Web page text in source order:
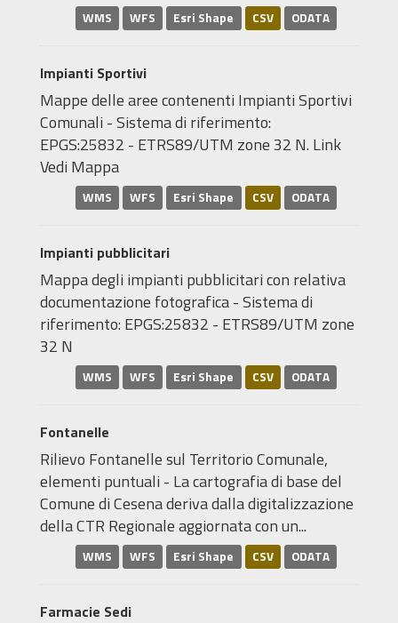
WMS WFS Esri Shape CSV ODATA
Impianti Sportivi
Mappe delle aree contenenti Impianti Sportivi
Comunali - Sistema di riferimento:
EPGS:25832 - ETRS89/UTM zone 32 N. Link
Vedi Mappa
WMS WFS Esri Shape CSV ODATA
Impianti pubblicitari
Mappa degli impianti pubblicitari con relativa
documentazione fotografica - Sistema di
riferimento: EPGS:25832 - ETRS89/UTM zone
32 N
WMS WFS Esri Shape CSV ODATA
Fontanelle
Rilievo Fontanelle sul Territorio Comunale,
elementi puntuali - La cartografia di base del
Comune di Cesena deriva dalla digitalizzazione
della CTR Regionale aggiornata con un...
WMS WFS Esri Shape CSV ODATA
Farmacie Sedi